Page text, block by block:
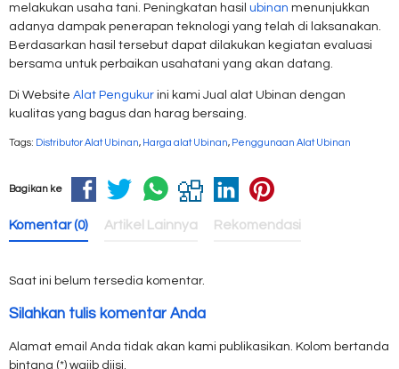
melakukan usaha tani. Peningkatan hasil ubinan menunjukkan
adanya dampak penerapan teknologi yang telah di laksanakan.
Berdasarkan hasil tersebut dapat dilakukan kegiatan evaluasi
bersama untuk perbaikan usahatani yang akan datang.
Di Website Alat Pengukur ini kami Jual alat Ubinan dengan
kualitas yang bagus dan harag bersaing.
Tags: Distributor Alat Ubinan, Harga alat Ubinan, Penggunaan Alat Ubinan
Bagikan ke
Komentar (0) Artikel Lainnya Rekomendasi
Saat ini belum tersedia komentar.
Silahkan tulis komentar Anda
Alamat email Anda tidak akan kami publikasikan. Kolom bertanda
bintang (*) wajib diisi.